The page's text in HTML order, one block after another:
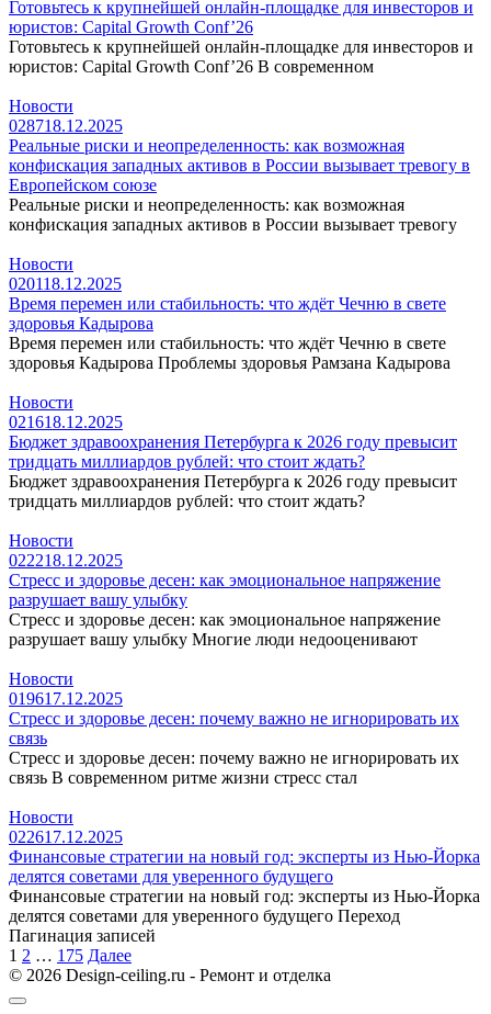
Готовьтесь к крупнейшей онлайн-площадке для инвесторов и
юристов: Capital Growth Conf’26
Готовьтесь к крупнейшей онлайн-площадке для инвесторов и
юристов: Capital Growth Conf’26 В современном
Новости
028718.12.2025
Реальные риски и неопределенность: как возможная
конфискация западных активов в России вызывает тревогу в
Европейском союзе
Реальные риски и неопределенность: как возможная
конфискация западных активов в России вызывает тревогу
Новости
020118.12.2025
Время перемен или стабильность: что ждёт Чечню в свете
здоровья Кадырова
Время перемен или стабильность: что ждёт Чечню в свете
здоровья Кадырова Проблемы здоровья Рамзана Кадырова
Новости
021618.12.2025
Бюджет здравоохранения Петербурга к 2026 году превысит
тридцать миллиардов рублей: что стоит ждать?
Бюджет здравоохранения Петербурга к 2026 году превысит
тридцать миллиардов рублей: что стоит ждать?
Новости
022218.12.2025
Стресс и здоровье десен: как эмоциональное напряжение
разрушает вашу улыбку
Стресс и здоровье десен: как эмоциональное напряжение
разрушает вашу улыбку Многие люди недооценивают
Новости
019617.12.2025
Стресс и здоровье десен: почему важно не игнорировать их
связь
Стресс и здоровье десен: почему важно не игнорировать их
связь В современном ритме жизни стресс стал
Новости
022617.12.2025
Финансовые стратегии на новый год: эксперты из Нью-Йорка
делятся советами для уверенного будущего
Финансовые стратегии на новый год: эксперты из Нью-Йорка
делятся советами для уверенного будущего Переход
Пагинация записей
1 2 … 175 Далее
© 2026 Design-ceiling.ru - Ремонт и отделка